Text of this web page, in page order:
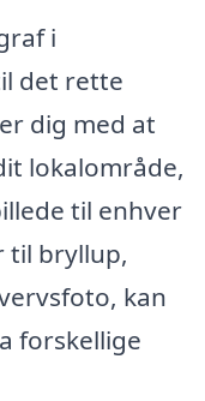
i
det rette
dig med at
lokalområde,
til enhver
til bryllup,
kan
forskellige